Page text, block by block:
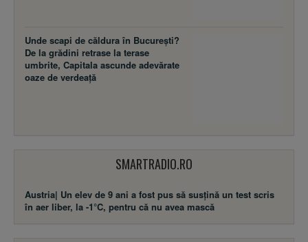
Unde scapi de căldura în București?
De la grădini retrase la terase
umbrite, Capitala ascunde adevărate
oaze de verdeață
SMARTRADIO.RO
Austria| Un elev de 9 ani a fost pus să susţină un test scris
în aer liber, la -1°C, pentru că nu avea mască